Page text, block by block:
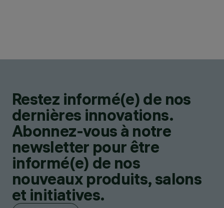
Restez informé(e) de nos
dernières innovations.
Abonnez-vous à notre
newsletter pour être
informé(e) de nos
nouveaux produits, salons
et initiatives.